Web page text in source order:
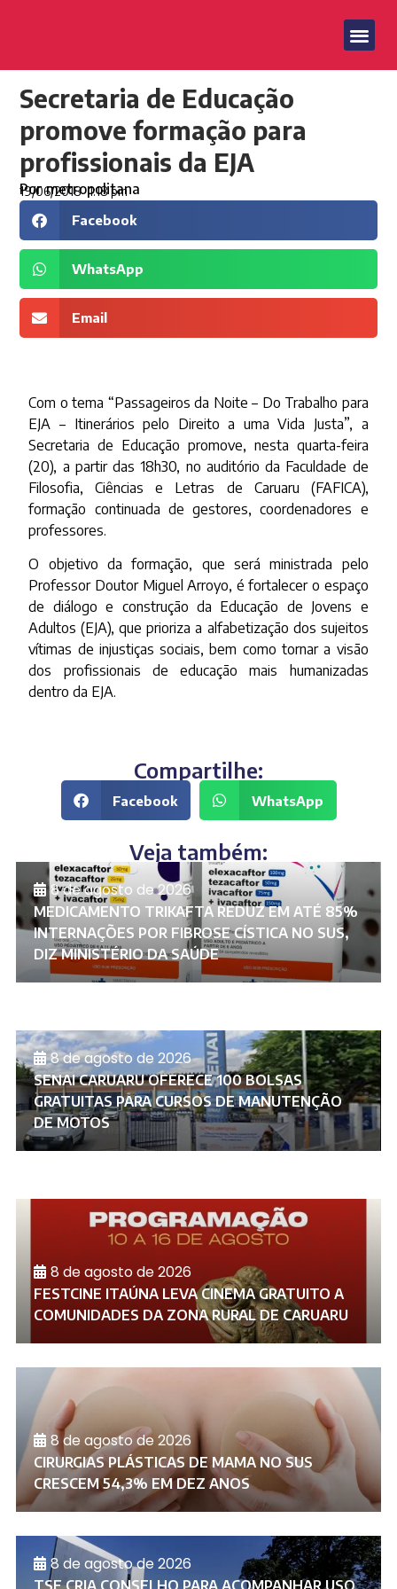
Secretaria de Educação
promove formação para
profissionais da EJA
Pormetropolitana
19/06/2018 1:18 pm
Facebook
WhatsApp
Email
Com o tema “Passageiros da Noite – Do Trabalho para
EJA – Itinerários pelo Direito a uma Vida Justa”, a
Secretaria de Educação promove, nesta quarta-feira
(20), a partir das 18h30, no auditório da Faculdade de
Filosofia, Ciências e Letras de Caruaru (FAFICA),
formação continuada de gestores, coordenadores e
professores.
O objetivo da formação, que será ministrada pelo
Professor Doutor Miguel Arroyo, é fortalecer o espaço
de diálogo e construção da Educação de Jovens e
Adultos (EJA), que prioriza a alfabetização dos sujeitos
vítimas de injustiças sociais, bem como tornar a visão
dos profissionais de educação mais humanizadas
dentro da EJA.
Compartilhe:
Facebook WhatsApp
Veja também:
8 de agosto de 2026
MEDICAMENTO TRIKAFTA REDUZ EM ATÉ 85%
INTERNAÇÕES POR FIBROSE CÍSTICA NO SUS,
DIZ MINISTÉRIO DA SAÚDE
8 de agosto de 2026
SENAI CARUARU OFERECE 100 BOLSAS
GRATUITAS PARA CURSOS DE MANUTENÇÃO
DE MOTOS
8 de agosto de 2026
FESTCINE ITAÚNA LEVA CINEMA GRATUITO A
COMUNIDADES DA ZONA RURAL DE CARUARU
8 de agosto de 2026
CIRURGIAS PLÁSTICAS DE MAMA NO SUS
CRESCEM 54,3% EM DEZ ANOS
8 de agosto de 2026
TSE CRIA CONSELHO PARA ACOMPANHAR USO